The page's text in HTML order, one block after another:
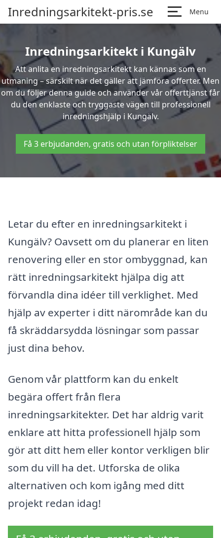
Inredningsarkitekt-pris.se Menu
Inredningsarkitekt i Kungälv
Att anlita en inredningsarkitekt kan kännas som en
utmaning – särskilt när det gäller att jämföra offerter. Men
om du följer denna guide och använder vår offerttjänst får
du den enklaste och tryggaste vägen till professionell
inredningshjälp i Kungälv.
Få 3 erbjudanden, gratis och utan förpliktelser
Letar du efter en inredningsarkitekt i
Kungälv? Oavsett om du planerar en liten
renovering eller en stor ombyggnad, kan
rätt inredningsarkitekt hjälpa dig att
förvandla dina idéer till verklighet. Med
hjälp av experter i ditt närområde kan du
få skräddarsydda lösningar som passar
just dina behov.
Genom vår plattform kan du enkelt
begära offert från flera
inredningsarkitekter. Det har aldrig varit
enklare att hitta professionell hjälp som
gör att ditt hem eller kontor verkligen blir
som du vill ha det. Utforska de olika
alternativen och kom igång med ditt
projekt redan idag!